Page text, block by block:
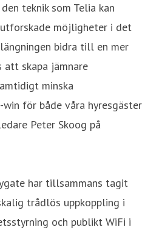
teknik som Telia kan
möjligheter i det
bidra till en mer
skapa jämnare
minska
win för både våra hyresgäster
Peter Skoog på
har tillsammans tagit
trådlös uppkoppling i
och publikt WiFi i